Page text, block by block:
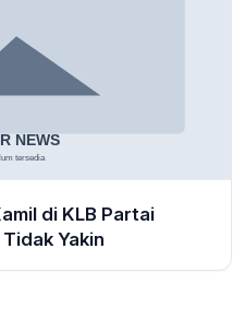
di KLB Partai
Yakin